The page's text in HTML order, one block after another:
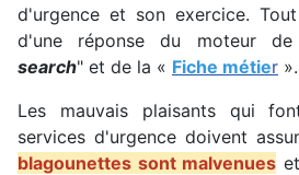
d'urgence et son exercice.
d'une réponse du moteur
search" et de la « Fiche métier ».
Les mauvais plaisants qui
services d'urgence doivent
blagounettes sont malvenues